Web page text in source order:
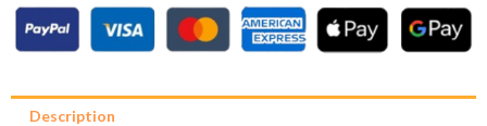
Description